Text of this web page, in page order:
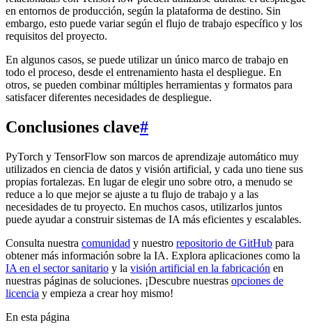
en entornos de producción, según la plataforma de destino. Sin
embargo, esto puede variar según el flujo de trabajo específico y los
requisitos del proyecto.
En algunos casos, se puede utilizar un único marco de trabajo en
todo el proceso, desde el entrenamiento hasta el despliegue. En
otros, se pueden combinar múltiples herramientas y formatos para
satisfacer diferentes necesidades de despliegue.
Conclusiones clave#
PyTorch y TensorFlow son marcos de aprendizaje automático muy
utilizados en ciencia de datos y visión artificial, y cada uno tiene sus
propias fortalezas. En lugar de elegir uno sobre otro, a menudo se
reduce a lo que mejor se ajuste a tu flujo de trabajo y a las
necesidades de tu proyecto. En muchos casos, utilizarlos juntos
puede ayudar a construir sistemas de IA más eficientes y escalables.
Consulta nuestra comunidad y nuestro repositorio de GitHub para
obtener más información sobre la IA. Explora aplicaciones como la
IA en el sector sanitario y la visión artificial en la fabricación en
nuestras páginas de soluciones. ¡Descubre nuestras opciones de
licencia y empieza a crear hoy mismo!
En esta página